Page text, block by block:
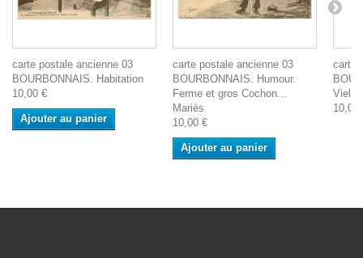
carte postale ancienne 03
BOURBONNAIS. Habitation
10,00 €
Ajouter au panier
carte postale ancienne 03
BOURBONNAIS. Humour.
Ferme et gros Cochon...
Mariés
10,00 €
Ajouter au panier
carte
Vielle
10,00